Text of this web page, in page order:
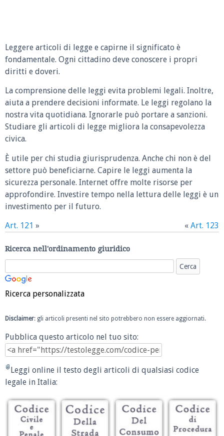
Leggere articoli di legge e capirne il significato è
fondamentale. Ogni cittadino deve conoscere i propri
diritti e doveri.
La comprensione delle leggi evita problemi legali. Inoltre,
aiuta a prendere decisioni informate. Le leggi regolano la
nostra vita quotidiana. Ignorarle può portare a sanzioni.
Studiare gli articoli di legge migliora la consapevolezza
civica.
È utile per chi studia giurisprudenza. Anche chi non è del
settore può beneficiarne. Capire le leggi aumenta la
sicurezza personale. Internet offre molte risorse per
approfondire. Investire tempo nella lettura delle leggi è un
investimento per il futuro.
Art. 121 » « Art. 123
Ricerca nell'ordinamento giuridico
Ricerca personalizzata
Disclaimer: gli articoli presenti nel sito potrebbero non essere aggiornati.
Pubblica questo articolo nel tuo sito:
Leggi online il testo degli articoli di qualsiasi codice
legale in Italia: